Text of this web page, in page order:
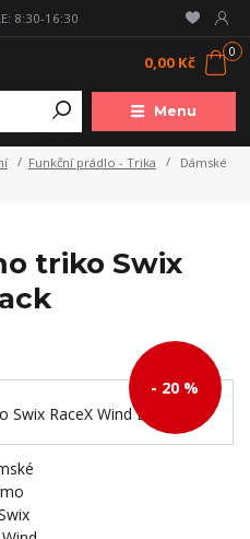
Menu
8:30-16:30
0
0,00 Kč
Funkční prádlo - Trika
Dámské
triko Swix
- 20 %